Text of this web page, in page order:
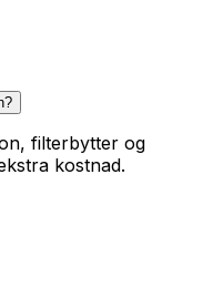
filterbytter og
kostnad.